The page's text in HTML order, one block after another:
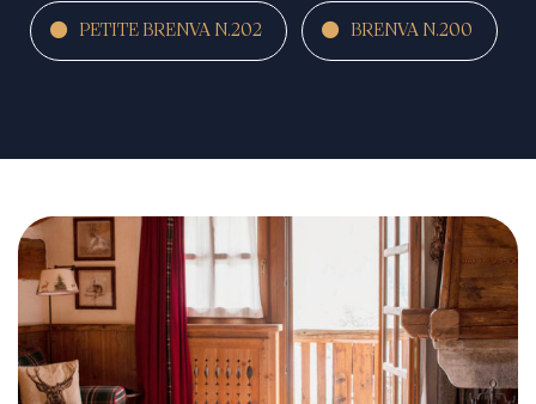
PETITE BRENVA N.202 BRENVA N.200